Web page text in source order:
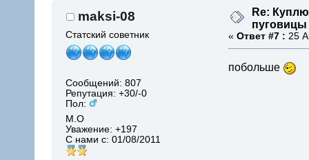
maksi-08
Статский советник
Сообщений: 807
Репутация: +30/-0
Пол:
М.О
Уважение:+197
С нами с: 01/08/2011
Re:
« Ответ #7 : 25
побольше